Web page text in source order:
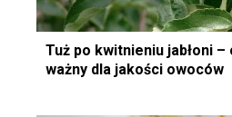
Tuż po kwitnieniu jabłoni
ważny dla jakości owoców